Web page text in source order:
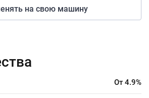
на свою машину
От 4.9%